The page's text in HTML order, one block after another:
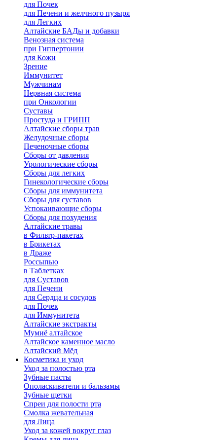
для Почек
для Печени и желчного пузыря
для Легких
Алтайские БАДы и добавки
Венозная система
при Гиппертонии
для Кожи
Зрение
Иммунитет
Мужчинам
Нервная система
при Онкологии
Суставы
Простуда и ГРИПП
Алтайские сборы трав
Желудочные сборы
Печеночные сборы
Сборы от давления
Урологические сборы
Сборы для легких
Гинекологические сборы
Сборы для иммунитета
Сборы для суставов
Успокаивающие сборы
Сборы для похудения
Алтайские травы
в Фильтр-пакетах
в Брикетах
в Драже
Россыпью
в Таблетках
для Cуставов
для Печени
для Сердца и сосудов
для Почек
для Иммунитета
Алтайские экстракты
Мумиё алтайское
Алтайское каменное масло
Алтайский Мёд
Косметика и уход
Уход за полостью рта
Зубные пасты
Ополаскиватели и бальзамы
Зубные щетки
Спреи для полости рта
Смолка жевательная
для Лица
Уход за кожей вокруг глаз